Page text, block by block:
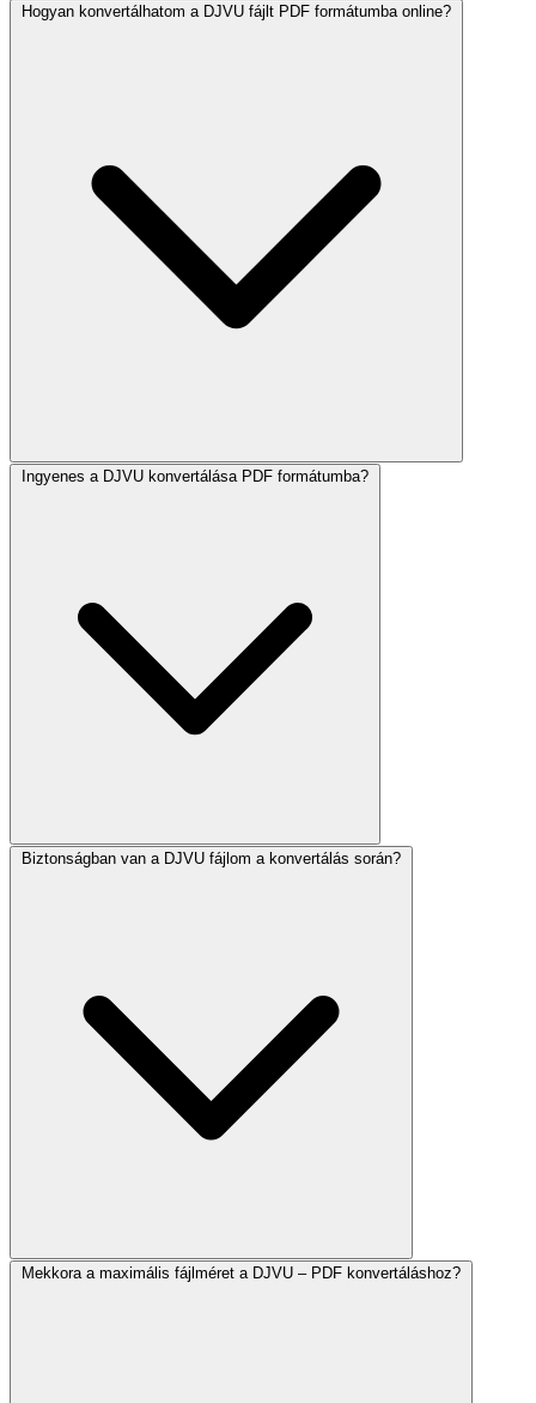
Hogyan konvertálhatom a DJVU fájlt PDF formátumba online?
Ingyenes a DJVU konvertálása PDF formátumba?
Biztonságban van a DJVU fájlom a konvertálás során?
Mekkora a maximális fájlméret a DJVU – PDF konvertáláshoz?